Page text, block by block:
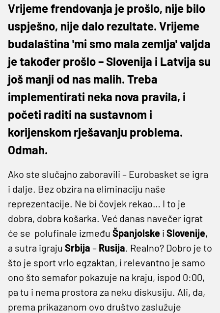
Vrijeme frendovanja je prošlo, nije bilo
uspješno, nije dalo rezultate. Vrijeme
budalaština 'mi smo mala zemlja' valjda
je također prošlo – Slovenija i Latvija su
još manji od nas malih. Treba
implementirati neka nova pravila, i
početi raditi na sustavnom i
korijenskom rješavanju problema.
Odmah.
Ako ste slučajno zaboravili – Eurobasket se igra
i dalje. Bez obzira na eliminaciju naše
reprezentacije. Ne bi čovjek rekao… I to je
dobra, dobra košarka. Već danas navečer igrat
će se polufinale između Španjolske i Slovenije,
a sutra igraju Srbija – Rusija. Realno? Dobro je to
što je sport vrlo egzaktan, i relevantno je samo
ono što semafor pokazuje na kraju, ispod 0:00,
pa tu i nema prostora za neku diskusiju. Ali, da,
prema prikazanom ovo društvo zaslužuje